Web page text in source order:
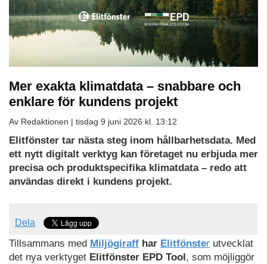
Mer exakta klimatdata – snabbare och
enklare för kundens projekt
Av Redaktionen | tisdag 9 juni 2026 kl. 13:12
Elitfönster tar nästa steg inom hållbarhetsdata. Med
ett nytt digitalt verktyg kan företaget nu erbjuda mer
precisa och produktspecifika klimatdata – redo att
användas direkt i kundens projekt.
Dela
Tillsammans med Miljögiraff har Elitfönster utvecklat
det nya verktyget Elitfönster EPD Tool , som möjliggör